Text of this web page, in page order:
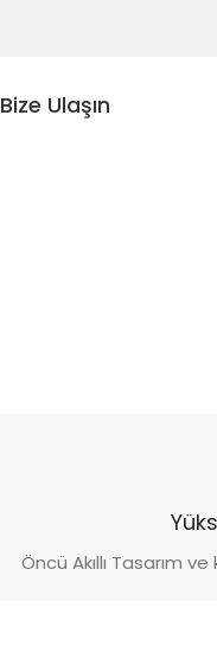
Bize Ulaşın
Öncü Akıllı Tasarım